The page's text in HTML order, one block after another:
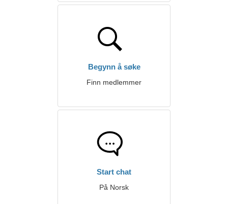
Begynn å søke
Finn medlemmer
Start chat
På Norsk